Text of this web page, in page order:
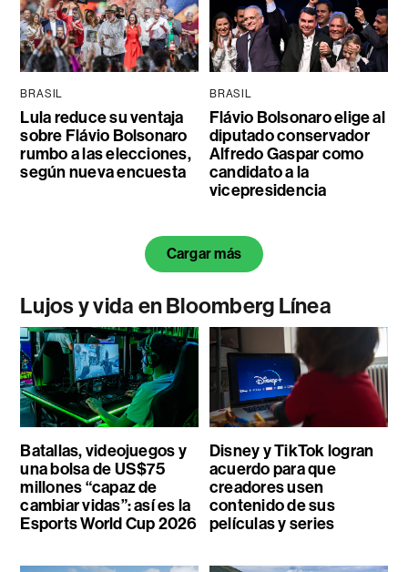
BRASIL
Lula reduce su ventaja
sobre Flávio Bolsonaro
rumbo a las elecciones,
según nueva encuesta
BRASIL
Flávio Bolsonaro elige al
diputado conservador
Alfredo Gaspar como
candidato a la
vicepresidencia
Cargar más
Lujos y vida en Bloomberg Línea
Batallas, videojuegos y
una bolsa de US$75
millones “capaz de
cambiar vidas”: así es la
Esports World Cup 2026
Disney y TikTok logran
acuerdo para que
creadores usen
contenido de sus
películas y series